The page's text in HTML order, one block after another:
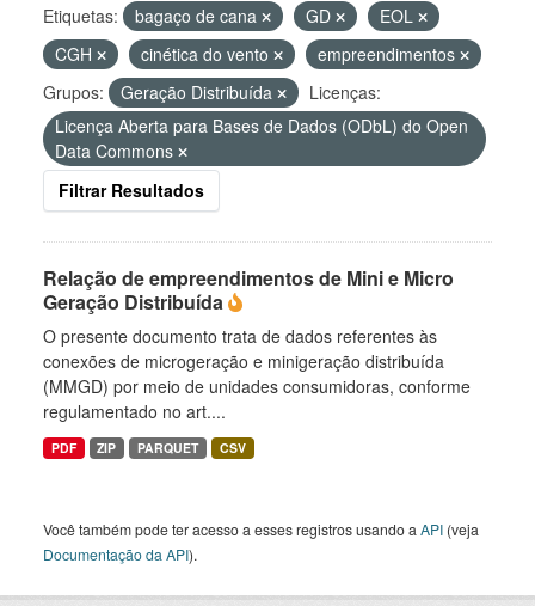
Etiquetas: bagaço de cana GD
EOL
CGH
cinética do vento
empreendimentos
Grupos:
Geração Distribuída
Licenças:
Licença Aberta para Bases de Dados (ODbL) do Open
Data Commons
Filtrar Resultados
Relação de empreendimentos de Mini e Micro
Geração Distribuída
O presente documento trata de dados referentes às
conexões de microgeração e minigeração distribuída
(MMGD) por meio de unidades consumidoras, conforme
regulamentado no art....
PDF ZIP PARQUET CSV
Você também pode ter acesso a esses registros usando a API (veja
Documentação da API).